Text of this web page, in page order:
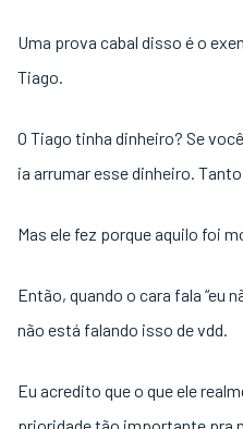
Uma prova cabal disso é o
Tiago.
O Tiago tinha dinheiro? Se
ia arrumar esse dinheiro.
Mas ele fez porque aquilo foi
Então, quando o cara fala “eu
não está falando isso de vdd.
Eu acredito que o que ele